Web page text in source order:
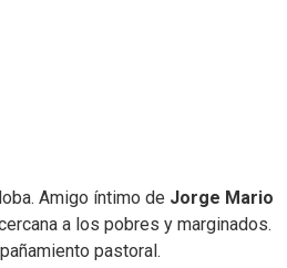
Amigo íntimo de Jorge Mario
a los pobres y marginados.
pastoral.